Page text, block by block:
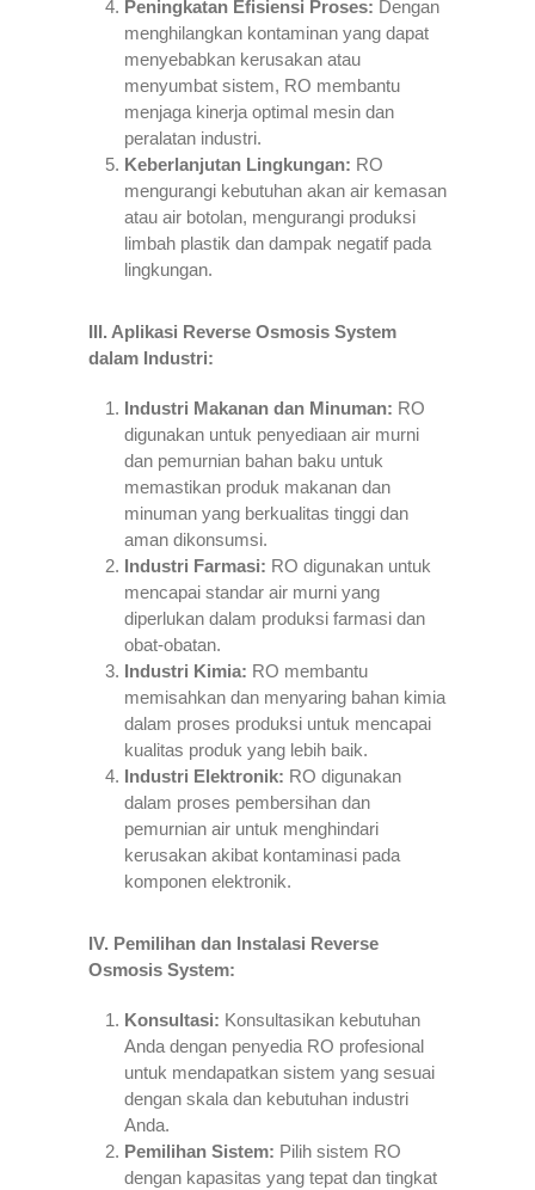
Peningkatan Efisiensi Proses: Dengan
menghilangkan kontaminan yang dapat
menyebabkan kerusakan atau
menyumbat sistem, RO membantu
menjaga kinerja optimal mesin dan
peralatan industri.
Keberlanjutan Lingkungan: RO
mengurangi kebutuhan akan air kemasan
atau air botolan, mengurangi produksi
limbah plastik dan dampak negatif pada
lingkungan.
III. Aplikasi Reverse Osmosis System
dalam Industri:
Industri Makanan dan Minuman: RO
digunakan untuk penyediaan air murni
dan pemurnian bahan baku untuk
memastikan produk makanan dan
minuman yang berkualitas tinggi dan
aman dikonsumsi.
Industri Farmasi: RO digunakan untuk
mencapai standar air murni yang
diperlukan dalam produksi farmasi dan
obat-obatan.
Industri Kimia: RO membantu
memisahkan dan menyaring bahan kimia
dalam proses produksi untuk mencapai
kualitas produk yang lebih baik.
Industri Elektronik: RO digunakan
dalam proses pembersihan dan
pemurnian air untuk menghindari
kerusakan akibat kontaminasi pada
komponen elektronik.
IV. Pemilihan dan Instalasi Reverse
Osmosis System:
Konsultasi: Konsultasikan kebutuhan
Anda dengan penyedia RO profesional
untuk mendapatkan sistem yang sesuai
dengan skala dan kebutuhan industri
Anda.
Pemilihan Sistem: Pilih sistem RO
dengan kapasitas yang tepat dan tingkat